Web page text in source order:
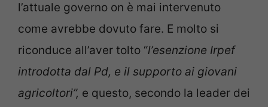
l’attuale governo on è mai intervenuto
come avrebbe dovuto fare. E molto si
riconduce all’aver tolto “l’esenzione Irpef
introdotta dal Pd, e il supporto ai giovani
agricoltori”, e questo, secondo la leader dei